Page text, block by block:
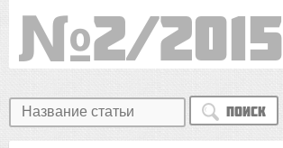
2/2015
Поиск